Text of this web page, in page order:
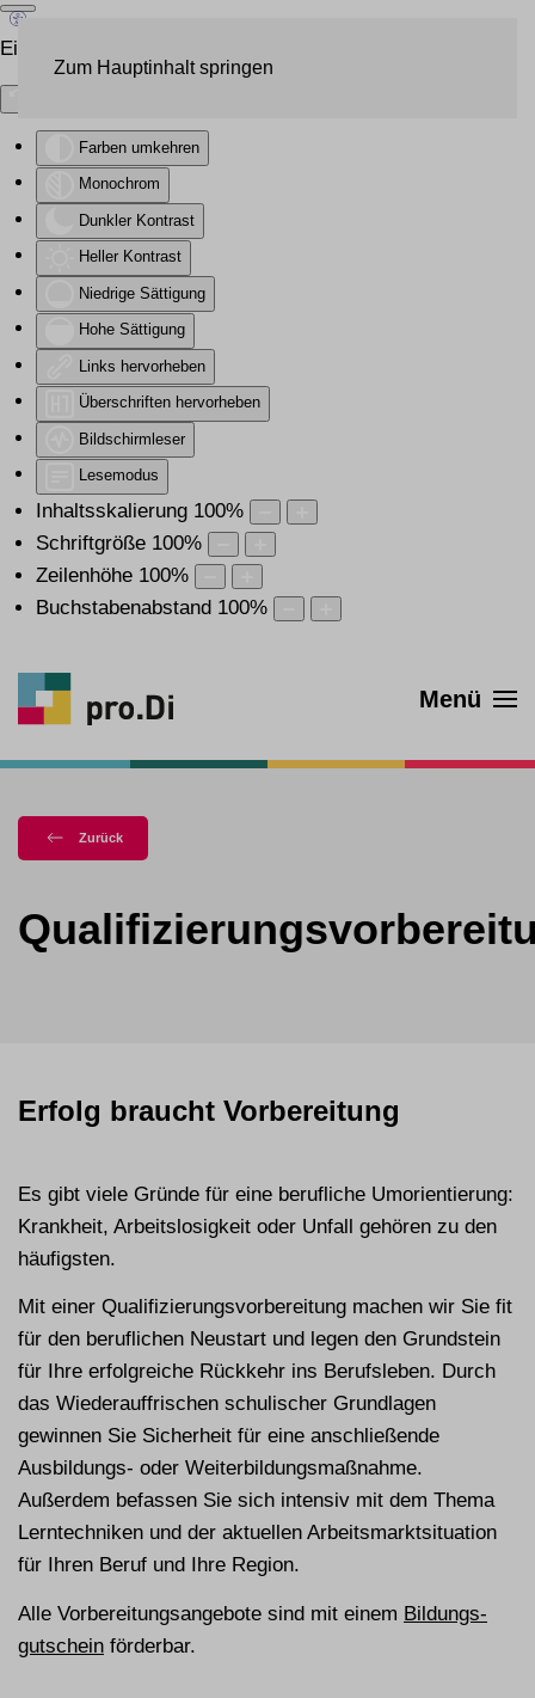
Eingabehilfen öffnen
Farben umkehren
Monochrom
Dunkler Kontrast
Heller Kontrast
Niedrige Sättigung
Hohe Sättigung
Links hervorheben
Überschriften hervorheben
Bildschirmleser
Lesemodus
Inhaltsskalierung 100%
Schriftgröße 100%
Zeilenhöhe 100%
Buchstabenabstand 100%
Zum Hauptinhalt springen
Menü
Zurück
Erfolg braucht Vorbereitung
Es gibt viele Gründe für eine berufliche Umorientierung:
Krankheit, Arbeitslosigkeit oder Unfall gehören zu den
häufigsten.
Mit einer Qualifizierungsvorbereitung machen wir Sie fit
für den beruflichen Neustart und legen den Grundstein
für Ihre erfolgreiche Rückkehr ins Berufsleben. Durch
das Wiederauffrischen schulischer Grundlagen
gewinnen Sie Sicherheit für eine anschließende
Ausbildungs- oder Weiterbildungsmaßnahme.
Außerdem befassen Sie sich intensiv mit dem Thema
Lern­techniken und der aktuellen Arbeits­markt­situation
für Ihren Beruf und Ihre Region.
Alle Vorbereitungs­angebote sind mit einem Bildungs­
gutschein förderbar.